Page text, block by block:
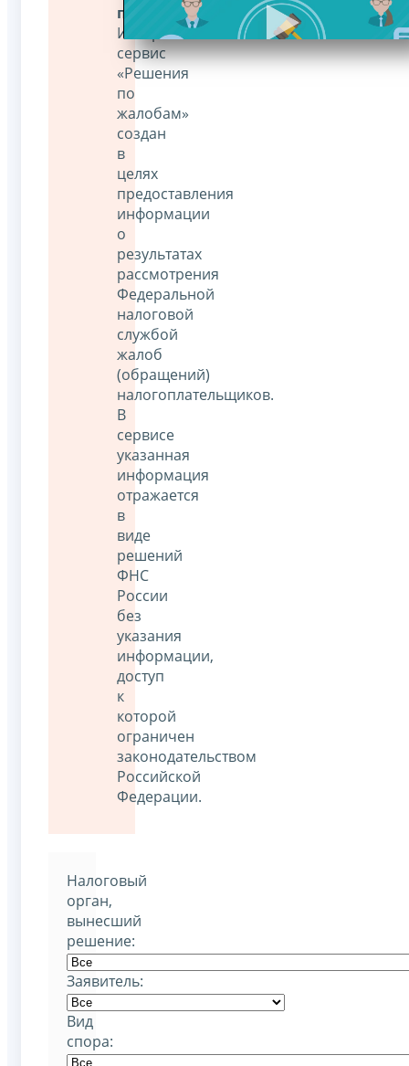
пользователи!
Интернет-
сервис
«Решения
по
жалобам»
создан
в
целях
предоставления
информации
о
результатах
рассмотрения
Федеральной
налоговой
службой
жалоб
(обращений)
налогоплательщиков.
В
сервисе
указанная
информация
отражается
в
виде
решений
ФНС
России
без
указания
информации,
доступ
к
которой
ограничен
законодательством
Российской
Федерации.
Налоговый
орган,
вынесший
решение:
Заявитель:
Вид
спора: